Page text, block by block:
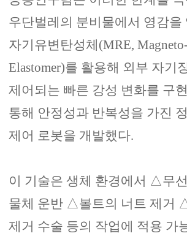
우단벌레의 분비물에서 영감을
자기유변탄성체(MRE,
Elastomer)를 활용해 외부 자기
제어되는 빠른 강성 변화를 구
통해 안정성과 반복성을 가진
제어 로봇을 개발했다.
이 기술은 생체 환경에서 △무
물체 운반 △볼트의 너트 제거
제거 수술 등의 작업에 적용 가